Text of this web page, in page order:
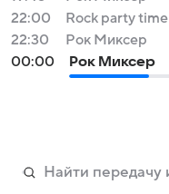
22:00
Rock party time
22:30
Рок Миксер
00:00
Рок Миксер